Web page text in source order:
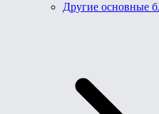
Другие основные